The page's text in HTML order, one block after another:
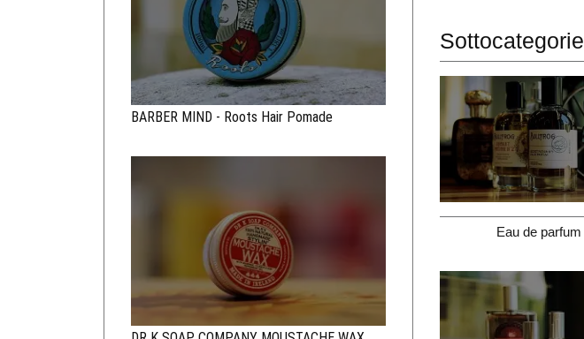
BARBER MIND - Roots Hair Pomade
Sottocategorie
Eau de parfum